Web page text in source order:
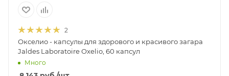
2
Окселио - капсулы для здорового и красивого загара
Jaldes Laboratoire Oxelio, 60 капсул
Много